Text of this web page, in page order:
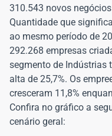
310.543 novos
Quantidade que
ao mesmo período de
292.268 empresas
segmento de Indústrias
alta de 25,7%. Os
cresceram 11,8%
Confira no gráfico a
cenário geral: